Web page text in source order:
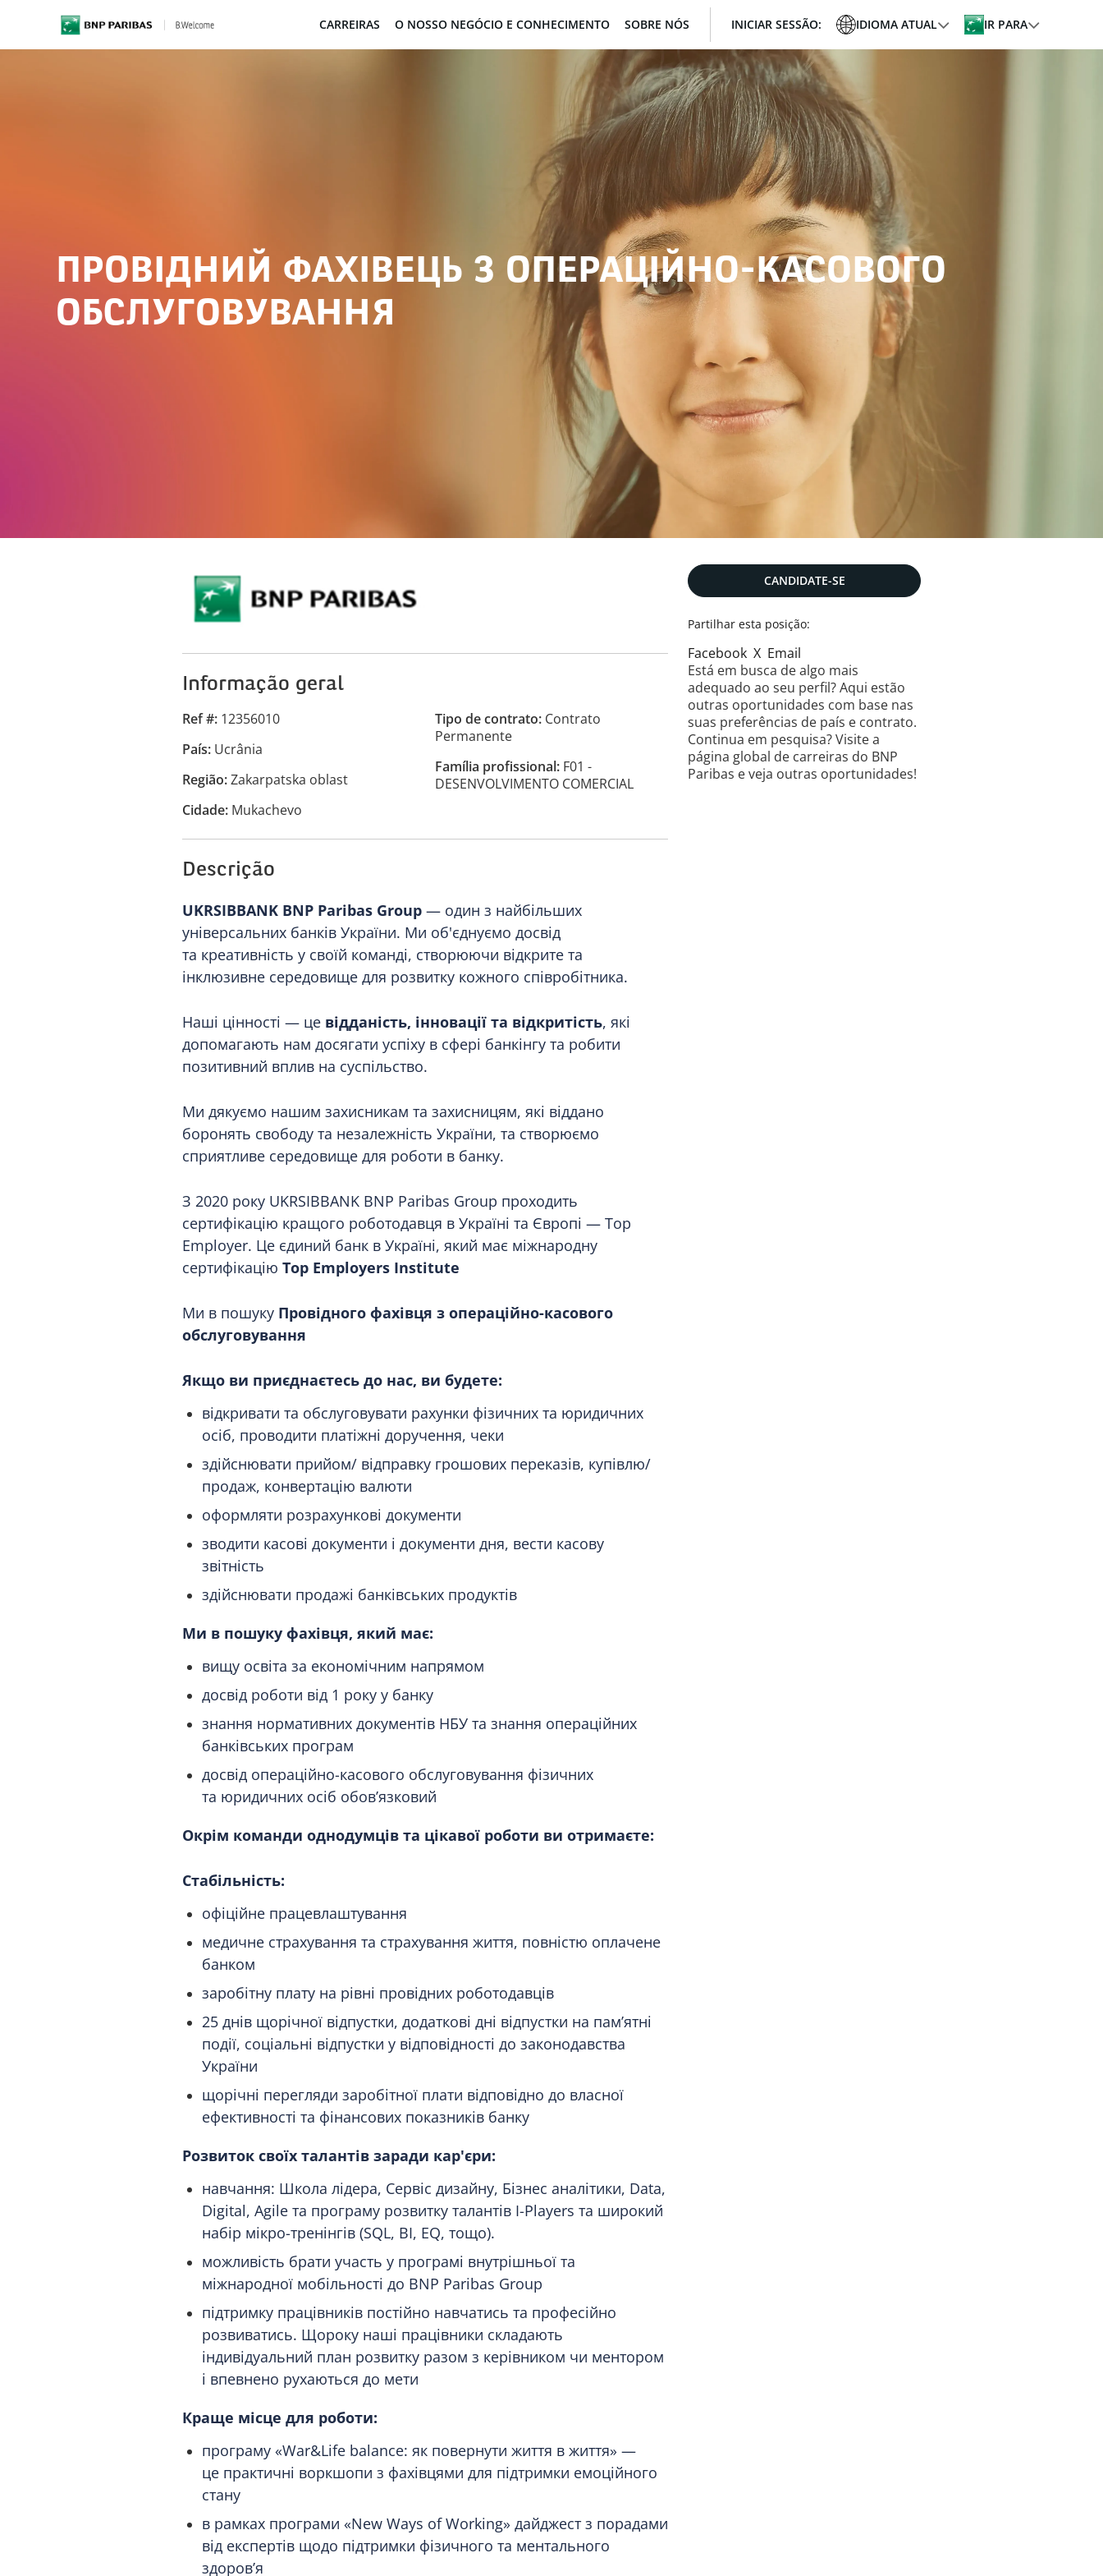
BNP Paribas CARREIRAS O NOSSO NEGÓCIO E CONHECIMENTO SOBRE NÓS INICIAR SESSÃO: IDIOMA ATUAL IR PARA
ПРОВІДНИЙ ФАХІВЕЦЬ З ОПЕРАЦІЙНО-КАСОВОГО
ОБСЛУГОВУВАННЯ
Informação geral
Ref # 12356010
País Ucrânia
RegiãoZakarpatska oblast
Cidade Mukachevo
Tipo de contrato Contrato
Permanente
Família profissional F01 -
DESENVOLVIMENTO COMERCIAL
Descrição
UKRSIBBANK BNP Paribas Group — один з найбільших
універсальних банків України. Ми об'єднуємо досвід
та креативність у своїй команді, створюючи відкрите та
інклюзивне середовище для розвитку кожного співробітника.
Наші цінності — це відданість, інновації та відкритість, які
допомагають нам досягати успіху в сфері банкінгу та робити
позитивний вплив на суспільство.
Ми дякуємо нашим захисникам та захисницям, які віддано
боронять свободу та незалежність України, та створюємо
сприятливе середовище для роботи в банку.
З 2020 року UKRSIBBANK BNP Paribas Group проходить
сертифікацію кращого роботодавця в Україні та Європі — Top
Employer. Це єдиний банк в Україні, який має міжнародну
сертифікацію Top Employers Institute
Ми в пошуку Провідного фахівця з операційно-касового
обслуговування
Якщо ви приєднаєтесь до нас, ви будете:
відкривати та обслуговувати рахунки фізичних та юридичних
осіб, проводити платіжні доручення, чеки
здійснювати прийом/ відправку грошових переказів, купівлю/
продаж, конвертацію валюти
оформляти розрахункові документи
зводити касові документи і документи дня, вести касову
звітність
здійснювати продажі банківських продуктів
Ми в пошуку фахівця, який має:
вищу освіта за економічним напрямом
досвід роботи від 1 року у банку
знання нормативних документів НБУ та знання операційних
банківських програм
досвід операційно-касового обслуговування фізичних
та юридичних осіб обов’язковий
Окрім команди однодумців та цікавої роботи ви отримаєте:
Стабільність:
офіційне працевлаштування
медичне страхування та страхування життя, повністю оплачене
банком
заробітну плату на рівні провідних роботодавців
25 днів щорічної відпустки, додаткові дні відпустки на пам’ятні
події, соціальні відпустки у відповідності до законодавства
України
щорічні перегляди заробітної плати відповідно до власної
ефективності та фінансових показників банку
Розвиток своїх талантів заради кар'єри:
навчання: Школа лідера, Сервіс дизайну, Бізнес аналітики, Data,
Digital, Agile та програму розвитку талантів I-Players та широкий
набір мікро-тренінгів (SQL, BI, EQ, тощо).
можливість брати участь у програмі внутрішньої та
міжнародної мобільності до BNP Paribas Group
підтримку працівників постійно навчатись та професійно
розвиватись. Щороку наші працівники складають
індивідуальний план розвитку разом з керівником чи ментором
і впевнено рухаються до мети
Краще місце для роботи:
програму «War&Life balance: як повернути життя в життя» —
це практичні воркшопи з фахівцями для підтримки емоційного
стану
в рамках програми «New Ways of Working» дайджест з порадами
від експертів щодо підтримки фізичного та ментального
здоров’я
CANDIDATE-SE
Partilhar esta posição:
Facebook X Email
Está em busca de algo mais
adequado ao seu perfil? Aqui estão
outras oportunidades com base nas
suas preferências de país e contrato.
Continua em pesquisa? Visite a
página global de carreiras do BNP
Paribas e veja outras oportunidades!